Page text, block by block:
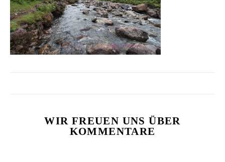
WIR FREUEN UNS ÜBER
KOMMENTARE